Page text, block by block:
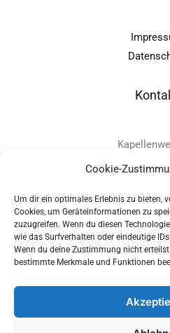
Cookie-
Um dir ein optimales Erlebnis zu bieten,
Cookies, um Geräteinformationen zu
zuzugreifen. Wenn du diesen
wie das Surfverhalten oder eindeutige
Wenn du deine Zustimmung nicht
bestimmte Merkmale und Funktionen
D-94575
+49 - (0)8546
Copyright © 2026 PROVITEC